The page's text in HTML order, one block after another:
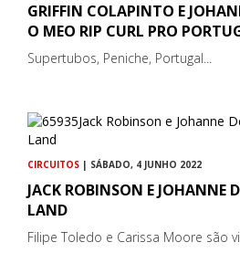
GRIFFIN COLAPINTO E
O MEO RIP CURL PRO
Supertubos, Peniche, Portugal...
CIRCUITOS | SÁBADO, 4 JUNHO 2022
JACK ROBINSON E JOHANNE
LAND
Filipe Toledo e Carissa Moore são